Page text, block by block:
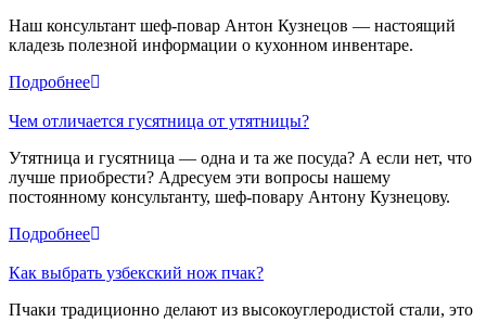
Наш консультант шеф-повар Антон Кузнецов — настоящий
кладезь полезной информации о кухонном инвентаре.
Подробнее
Чем отличается гусятница от утятницы?
Утятница и гусятница — одна и та же посуда? А если нет, что
лучше приобрести? Адресуем эти вопросы нашему
постоянному консультанту, шеф-повару Антону Кузнецову.
Подробнее
Как выбрать узбекский нож пчак?
Пчаки традиционно делают из высокоуглеродистой стали, это